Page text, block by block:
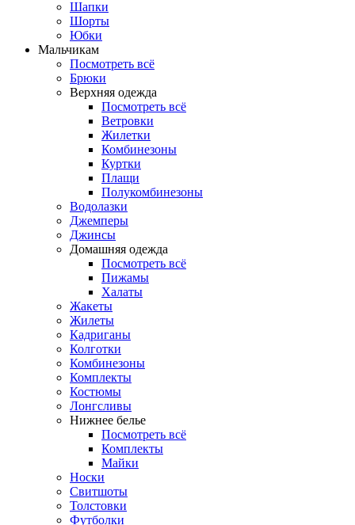
Шапки
Шорты
Юбки
Мальчикам
Посмотреть всё
Брюки
Верхняя одежда
Посмотреть всё
Ветровки
Жилетки
Комбинезоны
Куртки
Плащи
Полукомбинезоны
Водолазки
Джемперы
Джинсы
Домашняя одежда
Посмотреть всё
Пижамы
Халаты
Жакеты
Жилеты
Кадриганы
Колготки
Комбинезоны
Комплекты
Костюмы
Лонгсливы
Нижнее белье
Посмотреть всё
Комплекты
Майки
Носки
Свитшоты
Толстовки
Футболки